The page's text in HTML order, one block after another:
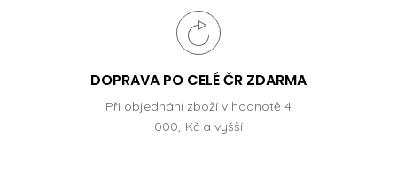
DOPRAVA PO CELÉ ČR ZDARMA
Při objednání zboží v hodnotě 4
000,-Kč a vyšší